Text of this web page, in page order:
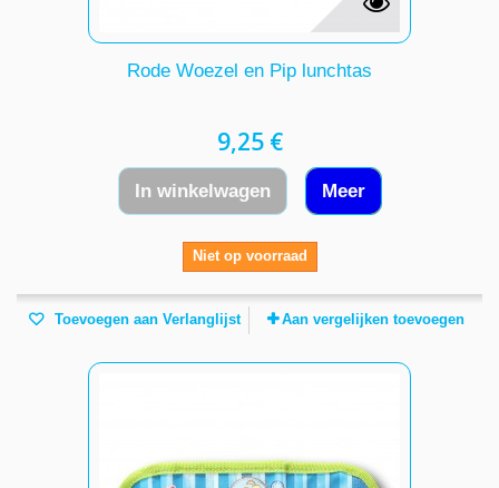
Rode Woezel en Pip lunchtas
9,25 €
In winkelwagen Meer
Niet op voorraad
Toevoegen aan Verlanglijst Aan vergelijken toevoegen